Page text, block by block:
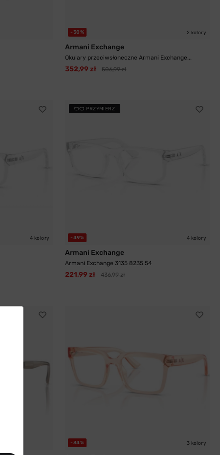
-30% 2 kolory
Armani Exchange
Okulary przeciwsłoneczne Armani Exchange...
352,99 zł 506,99 zł
4 kolory
PRZYMIERZ
-49% 4 kolory
Armani Exchange
Armani Exchange 3135 8235 54
221,99 zł 436,99 zł
-34% 3 kolory